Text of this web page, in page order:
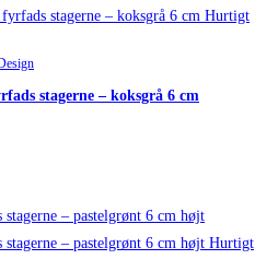
Hurtigt
stagerne – koksgrå 6 cm
Hurtigt